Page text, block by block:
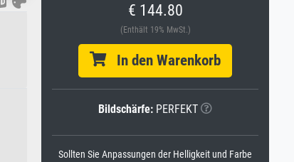
€ 144.80
(Enthält 19% MwSt.)
In den Warenkorb
Bildschärfe: PERFEKT
Sollten Sie Anpassungen der Helligkeit und Farbe